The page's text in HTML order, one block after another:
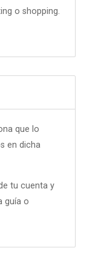
o shopping.
que lo
en dicha
tu cuenta y
guía o